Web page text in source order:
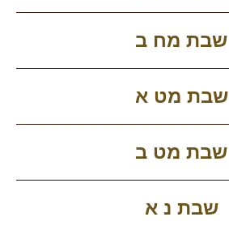
שבת מח ב
שבת מט א
שבת מט ב
שבת נ א